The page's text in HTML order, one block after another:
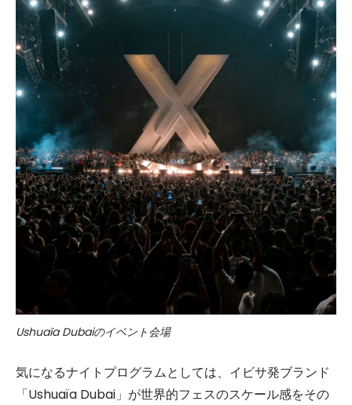
Ushuaïa Dubaiのイベント会場
気になるナイトプログラムとしては、イビサ発ブランド
「Ushuaïa Dubai」が世界的フェスのスケール感をその